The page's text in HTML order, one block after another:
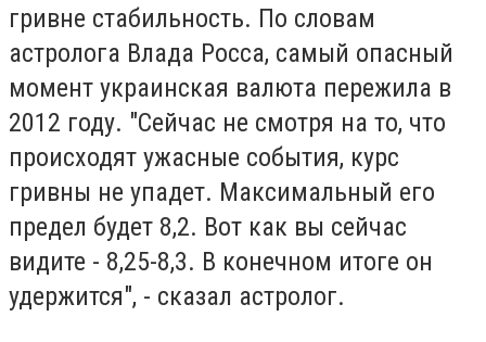
гривне стабильность. По словам
астролога Влада Росса, самый опасный
момент украинская валюта пережила в
2012 году. "Сейчас не смотря на то, что
происходят ужасные события, курс
гривны не упадет. Максимальный его
предел будет 8,2. Вот как вы сейчас
видите - 8,25-8,3. В конечном итоге он
удержится", - сказал астролог.